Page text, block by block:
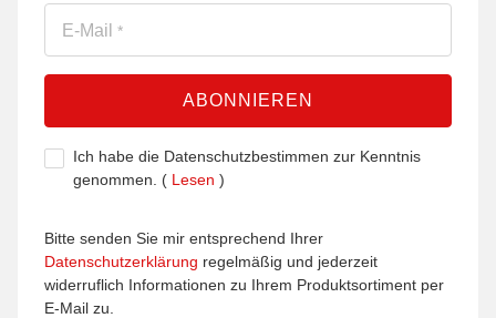
E-Mail *
ABONNIEREN
Ich habe die Datenschutzbestimmen zur Kenntnis
genommen. ( Lesen )
Bitte senden Sie mir entsprechend Ihrer
Datenschutzerklärung regelmäßig und jederzeit
widerruflich Informationen zu Ihrem Produktsortiment per
E-Mail zu.